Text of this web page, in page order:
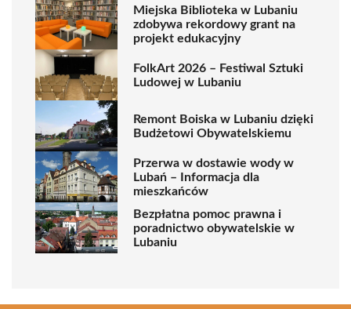
Miejska Biblioteka w Lubaniu
zdobywa rekordowy grant na
projekt edukacyjny
FolkArt 2026 – Festiwal Sztuki
Ludowej w Lubaniu
Remont Boiska w Lubaniu dzięki
Budżetowi Obywatelskiemu
Przerwa w dostawie wody w
Lubań – Informacja dla
mieszkańców
Bezpłatna pomoc prawna i
poradnictwo obywatelskie w
Lubaniu